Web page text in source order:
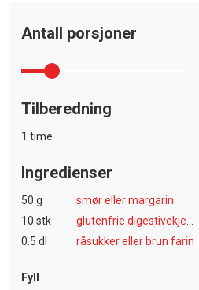
Antall porsjoner
Tilberedning
1 time
Ingredienser
50 g
smør eller margarin
10 stk
0.5 dl
råsukker eller brun farin
Fyll